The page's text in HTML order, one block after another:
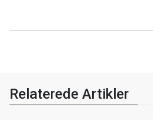
Relaterede Artikler